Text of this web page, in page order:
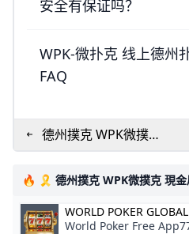
安全有保证吗？
WPK-微扑克 线上德州
FAQ
德州撲克 WPK微撲克
現金局 德州撲克賽事
🔥 🎗️ 德州撲克 WPK微撲克 現
WORLD POKER
World Poker Free